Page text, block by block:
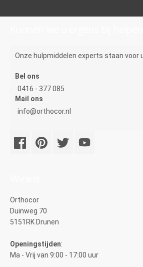
Onze hulpmiddelen experts staan voor
Bel ons
0416 - 377 085
Mail ons
info@orthocor.nl
Orthocor
Duinweg 70
5151RK Drunen
Openingstijden:
Ma - Vrij van 9:00 - 17:00 uur